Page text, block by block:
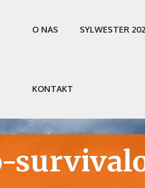
O NAS SYLWESTER
KONTAKT